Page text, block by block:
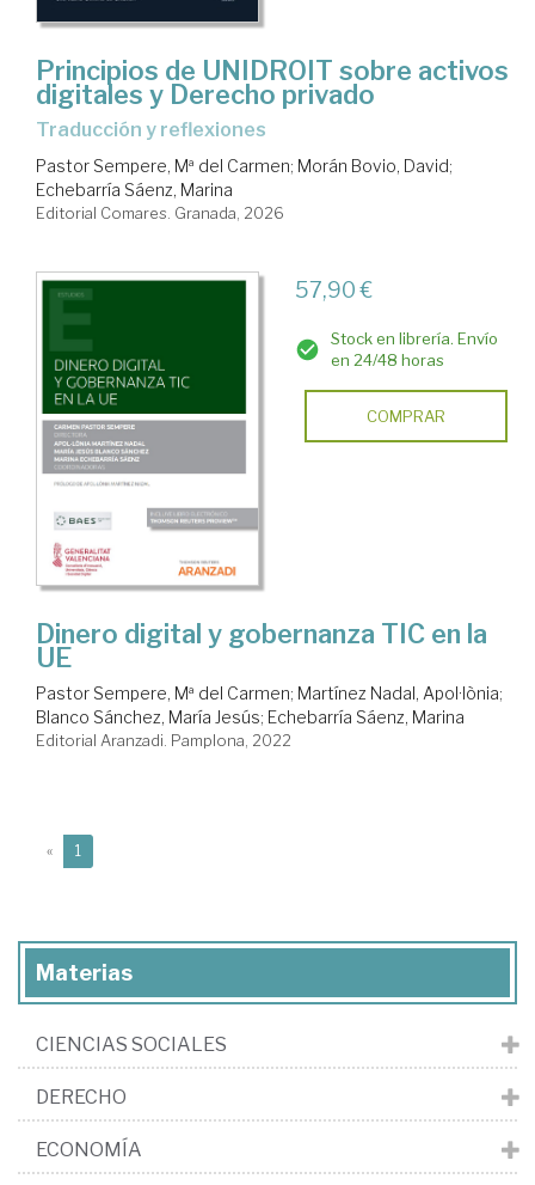
Principios de UNIDROIT sobre activos
digitales y Derecho privado
Traducción y reflexiones
Pastor Sempere, Mª del Carmen; Morán Bovio, David;
Echebarría Sáenz, Marina
Editorial Comares. Granada, 2026
57,90 €
Stock en librería. Envío
en 24/48 horas
COMPRAR
Dinero digital y gobernanza TIC en la
UE
Pastor Sempere, Mª del Carmen; Martínez Nadal, Apol·lònia;
Blanco Sánchez, María Jesús; Echebarría Sáenz, Marina
Editorial Aranzadi. Pamplona, 2022
« 1
Materias
CIENCIAS SOCIALES
DERECHO
ECONOMÍA